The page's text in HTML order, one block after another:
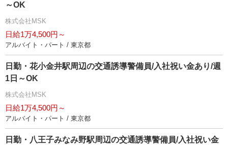
～OK
株式会社MSK
日給1万4,500円～
アルバイト・パート / 東京都
日勤・花小金井駅周辺の交通誘導警備員/入社祝い金あり/週
1日～OK
株式会社MSK
日給1万4,500円～
アルバイト・パート / 東京都
日勤・八王子みなみ野駅周辺の交通誘導警備員/入社祝い金